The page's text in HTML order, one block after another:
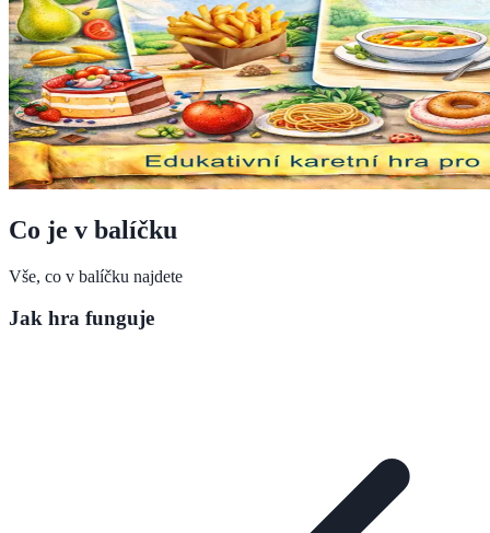
Co je v balíčku
Vše, co v balíčku najdete
Jak hra funguje